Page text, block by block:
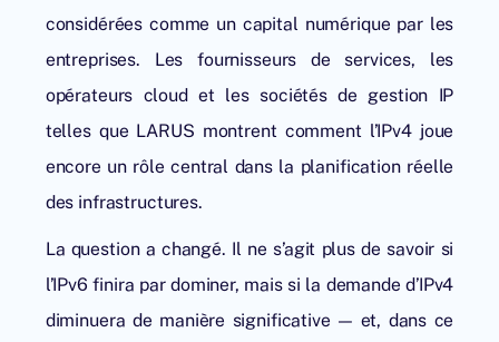
considérées comme un capital numérique par les
entreprises. Les fournisseurs de services, les
opérateurs cloud et les sociétés de gestion IP
telles que LARUS montrent comment l’IPv4 joue
encore un rôle central dans la planification réelle
des infrastructures.
La question a changé. Il ne s’agit plus de savoir si
l’IPv6 finira par dominer, mais si la demande d’IPv4
diminuera de manière significative — et, dans ce